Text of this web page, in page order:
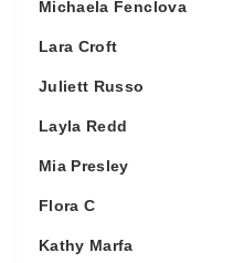
Michaela Fenclova
Lara Croft
Juliett Russo
Layla Redd
Mia Presley
Flora C
Kathy Marfa